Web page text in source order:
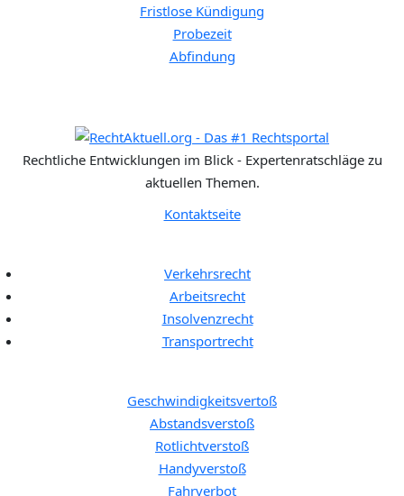
Fristlose Kündigung
Probezeit
Abfindung
Rechtliche Entwicklungen im Blick - Expertenratschläge zu
aktuellen Themen.
Kontaktseite
Verkehrsrecht
Arbeitsrecht
Insolvenzrecht
Transportrecht
Geschwindigkeitsvertoß
Abstandsverstoß
Rotlichtverstoß
Handyverstoß
Fahrverbot